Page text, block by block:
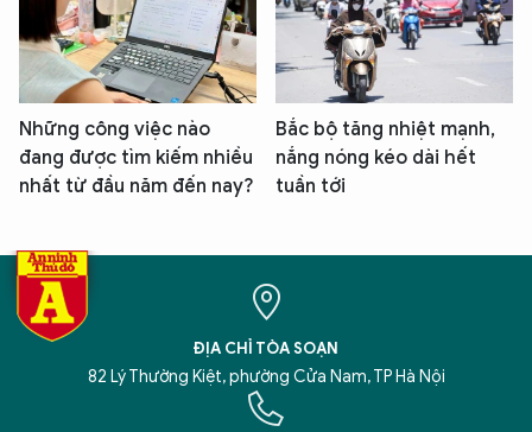
Những công việc nào
đang được tìm kiếm nhiều
nhất từ đầu năm đến nay?
Bắc bộ tăng nhiệt mạnh,
nắng nóng kéo dài hết
tuần tới
ĐỊA CHỈ TÒA SOẠN
82 Lý Thường Kiệt, phường Cửa Nam, TP Hà Nội